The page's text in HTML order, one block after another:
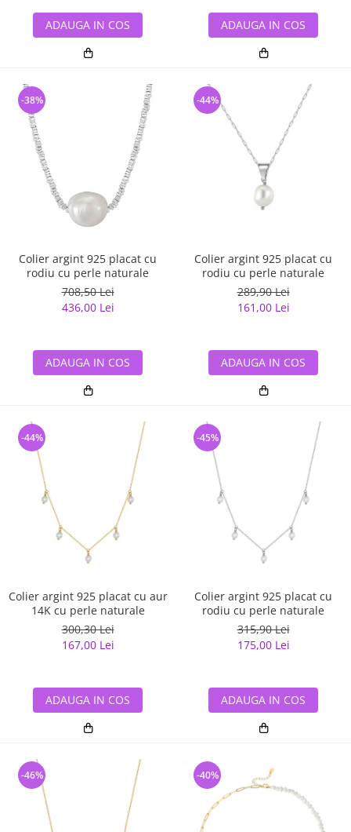
ADAUGA IN COS ADAUGA IN COS
Colier argint 925 placat cu
rodiu cu perle naturale
708,50 Lei
436,00 Lei
-38%
ADAUGA IN COS
Colier argint 925 placat cu
rodiu cu perle naturale
289,90 Lei
161,00 Lei
-44%
ADAUGA IN COS
Colier argint 925 placat cu aur
14K cu perle naturale
300,30 Lei
167,00 Lei
-44%
ADAUGA IN COS
Colier argint 925 placat cu
rodiu cu perle naturale
315,90 Lei
175,00 Lei
-45%
ADAUGA IN COS
-46% -40%